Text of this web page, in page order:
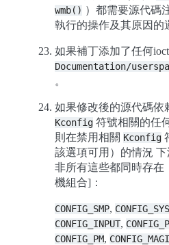
wmb() ）都需要源代碼
執行的操作及其原因的
如果補丁添加了任何
Documentation/
。
如果修改後的源代碼依
Kconfig 符號相關的任
則在禁用相關 Kconfig
該選項可用）的情況
非所有這些都同時存在
機組合]：
CONFIG_SMP,
CONFIG_INPUT,
CONFIG_PM,